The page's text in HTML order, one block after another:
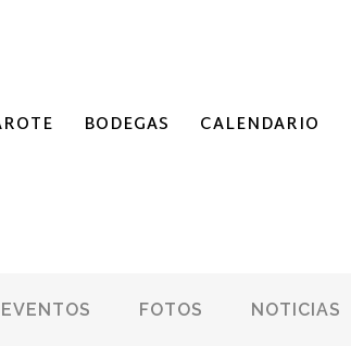
BODEGAS CALENDARIO
EVENTOS FOTOS NOTICIAS